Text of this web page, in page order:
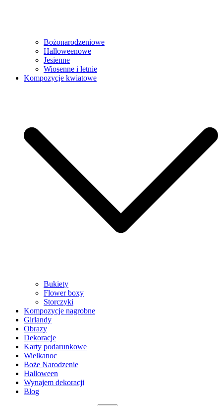
Bożonarodzeniowe
Halloweenowe
Jesienne
Wiosenne i letnie
Kompozycje kwiatowe
Bukiety
Flower boxy
Storczyki
Kompozycje nagrobne
Girlandy
Obrazy
Dekoracje
Karty podarunkowe
Wielkanoc
Boże Narodzenie
Halloween
Wynajem dekoracji
Blog